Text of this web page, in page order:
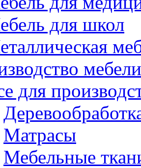
для школ
мебели
для
Матрасы
Мебельные